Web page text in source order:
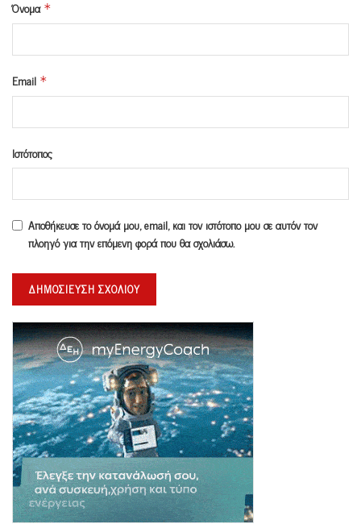
Όνομα *
Email *
Ιστότοπος
Αποθήκευσε το όνομά μου, email, και τον ιστότοπο μου σε αυτόν τον
πλοηγό για την επόμενη φορά που θα σχολιάσω.